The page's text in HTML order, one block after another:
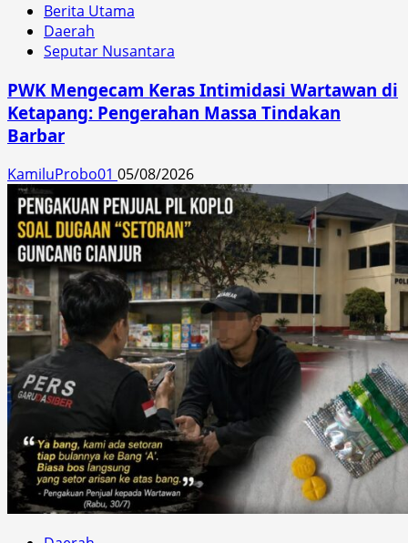
Berita Utama
Daerah
Seputar Nusantara
PWK Mengecam Keras Intimidasi Wartawan di
Ketapang: Pengerahan Massa Tindakan
Barbar
KamiluProbo01 05/08/2026